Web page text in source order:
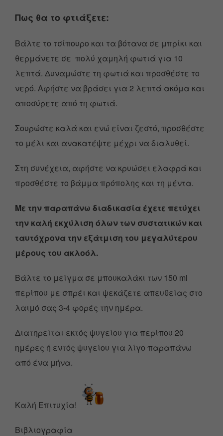
Πως θα το φτιάξετε:
Βάλτε το τσίπουρο και τα βότανα σε μπρίκι και
θερμάνετε σε πολύ χαμηλή φωτιά για 10
λεπτά. Δυναμώστε τη φωτιά και προσθέστε το
νερό. Αφήστε να βράσει για 2 λεπτά ακόμα και
αποσύρετε από τη φωτιά.
Σουρώστε καλά και ενώ είναι ζεστό, προσθέστε
το μέλι και ανακατέψτε μέχρι να διαλυθεί.
Στη συνέχεια, αφήστε να κρυώσει ελαφρά και
προσθέστε το βάμμα πρόπολης και τη μέντα.
Με την παραπάνω διαδικασία έχετε πετύχει
την καλή εκχύλιση όλων των συστατικών και
ταυτόχρονα την εξάτμιση του μεγαλύτερου
μέρους του ακλοόλ.
Βάλτε το μείγμα σε μπουκαλάκι των 150 ml
περίπου με σπρέι και ψεκάζετε απευθείας στο
λαιμό σας 3-4 φορές την ημέρα.
Διατηρείται εκτός ψυγείου για περίπου 20
ημέρες ή εντός ψυγείου για λίγο παραπάνω
από ένα μήνα.
Καλή Επιτυχία!
Βιβλιογραφία